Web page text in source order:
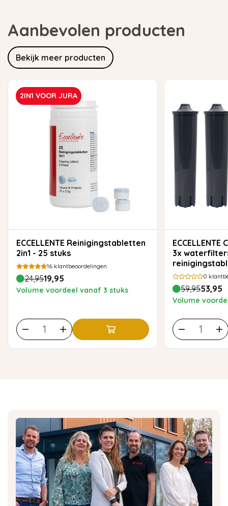
Aanbevolen producten
Bekijk meer producten
2IN1 VOOR JURA
ECCELLENTE Reinigingstabletten
2in1 - 25 stuks
16 klantbeoordelingen
24,9519,95
Volume voordeel vanaf 3 stuks
ECCELLENTE Care Kit voor Jura –
3x
0
59,9553,95
Volume